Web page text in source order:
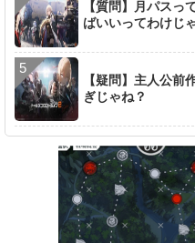
【質問】月パスっ
ばいいってわけじ
【疑問】主人公前
ぎじゃね？